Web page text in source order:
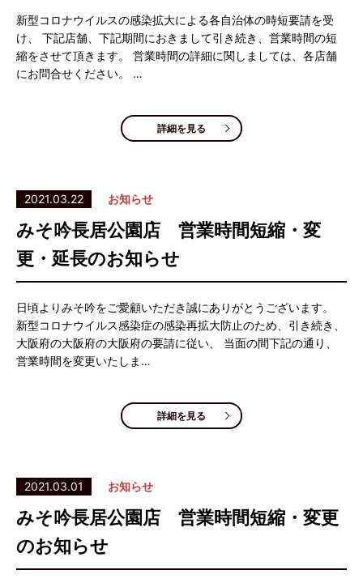
新型コロナウイルスの感染拡大による各自治体の時短要請を受
け、 下記店舗、下記期間におきまして引き続き、営業時間の短
縮をさせて頂きます。 営業時間の詳細に関しましては、各店舗
にお問合せください。 …
詳細を見る
2021.03.22 お知らせ
みそ吟長居公園店 営業時間短縮・変
更・延長のお知らせ
日頃よりみそ吟をご愛顧いただき誠にありがとうございます。
新型コロナウイルス感染症の感染再拡大防止のため、引き続き、
大阪府の大阪府の大阪府の要請に従い、 当面の間下記の通り、
営業時間を変更いたしま…
詳細を見る
2021.03.01 お知らせ
みそ吟長居公園店 営業時間短縮・変更
のお知らせ